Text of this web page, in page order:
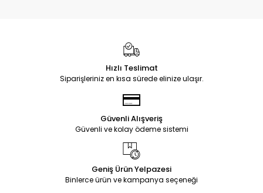
Hızlı Teslimat
Siparişleriniz en kısa sürede elinize ulaşır.
Güvenli Alışveriş
Güvenli ve kolay ödeme sistemi
Geniş Ürün Yelpazesi
Binlerce ürün ve kampanya seçeneği